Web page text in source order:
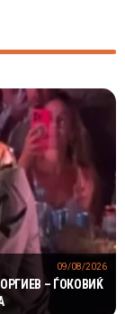
– ЃОКОВИЌ
09/08/2026